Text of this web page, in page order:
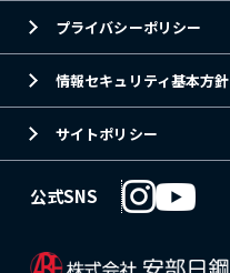
プライバシーポリシー
情報セキュリティ基本方針
サイトポリシー
公式SNS